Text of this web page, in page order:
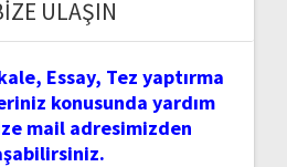
ULAŞIN
Essay, Tez yaptırma
konusunda yardım
mail adresimizden